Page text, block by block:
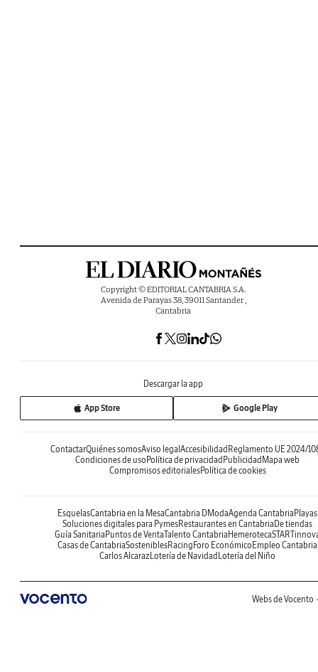
Copyright © EDITORIAL CANTABRIA S.A.
Avenida de Parayas 38, 39011 Santander ,
Cantabria
Descargar la app
App Store Google Play
ContactarQuiénes somosAviso legalAccesibilidadReglamento UE 2024/
Condiciones de usoPolítica de privacidadPublicidadMapa web
Compromisos editorialesPolítica de cookies
EsquelasCantabria en la MesaCantabria DModaAgenda CantabriaPlayas
Soluciones digitales para PymesRestaurantes en CantabriaDe tiendas
Guía SanitariaPuntos de VentaTalento CantabriaHemeroteca
Casas de CantabriaSosteniblesRacingForo EconómicoEmpleo Cantabria
Carlos AlcarazLotería de NavidadLotería del Niño
Webs de Vocento